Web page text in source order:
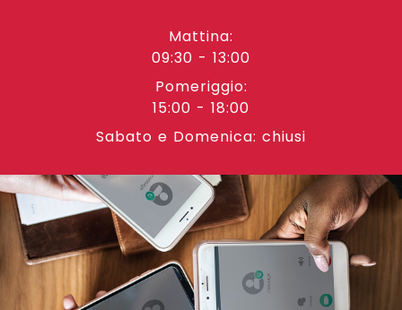
Mattina:
09:30 - 13:00
Pomeriggio:
15:00 - 18:00
Sabato e Domenica: chiusi